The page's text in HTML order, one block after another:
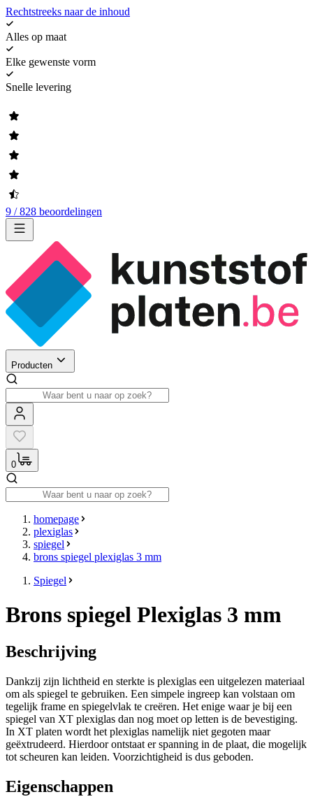
Rechtstreeks naar de inhoud
Alles op maat
Elke gewenste vorm
Snelle levering
9 / 828 beoordelingen
Producten
0
homepage
plexiglas
spiegel
brons spiegel plexiglas 3 mm
Spiegel
Brons spiegel Plexiglas 3 mm
Beschrijving
Dankzij zijn lichtheid en sterkte is plexiglas een uitgelezen materiaal
om als spiegel te gebruiken. Een simpele ingreep kan volstaan om
tegelijk frame en spiegelvlak te creëren. Het enige waar je bij een
spiegel van XT plexiglas dan nog moet op letten is de bevestiging.
In XT platen wordt het plexiglas namelijk niet gegoten maar
geëxtrudeerd. Hierdoor ontstaat er spanning in de plaat, die mogelijk
tot scheuren kan leiden. Voorzichtigheid is dus geboden.
Eigenschappen